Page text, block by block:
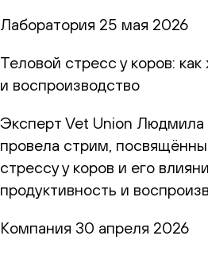
Лаборатория 25 мая 2026
Теловой стресс у коров:
и воспроизводство
Эксперт Vet Union Людмила
провела стрим,
стрессу у коров и его
продуктивность и
Компания 30 апреля 2026